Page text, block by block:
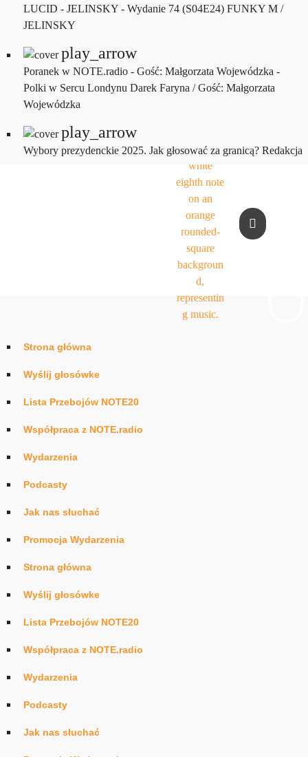
LUCID - JELINSKY - Wydanie 74 (S04E24) FUNKY M /
JELINSKY
play_arrow
Poranek w NOTE.radio - Gość: Małgorzata Wojewódzka -
Polki w Sercu Londynu Darek Faryna / Gość: Małgorzata
Wojewódzka
play_arrow
Wybory prezydenckie 2025. Jak głosować za granicą? Redakcja
play_arrow
Strona główna
Wyślij głosówke
Lista Przebojów NOTE20
Współpraca z NOTE.radio
Wydarzenia
Podcasty
Jak nas słuchać
Promocja Wydarzenia
Strona główna
Wyślij głosówke
Lista Przebojów NOTE20
Współpraca z NOTE.radio
Wydarzenia
Podcasty
Jak nas słuchać